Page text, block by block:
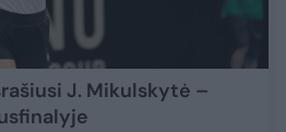
J. Mikulskytė –